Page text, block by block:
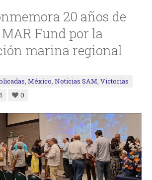
20 años de
Fund por la
marina regional
,México,Noticias SAM,Victorias
0